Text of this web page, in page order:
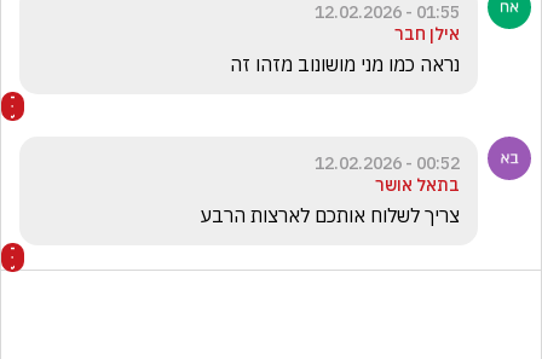
01:55 - 12.02.2026
אילן חבר
נראה כמו מני מושונוב מזהו זה
00:52 - 12.02.2026
בתאל אושר
צריך לשלוח אותכם לארצות הרבע